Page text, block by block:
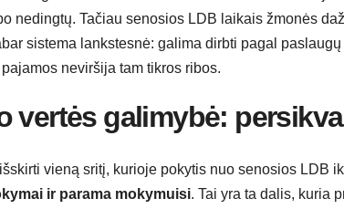
nedingtų. Tačiau senosios LDB laikais žmonės
sistema lankstesnė: galima dirbti pagal
neviršija tam tikros ribos.
vertės galimybė:
vieną sritį, kurioje pokytis nuo senosios LDB
ir parama mokymuisi. Tai yra ta dalis, kuria